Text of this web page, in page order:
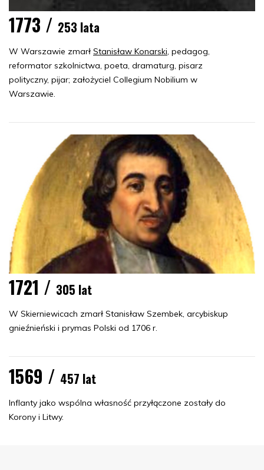
1773 / 253 lata
W Warszawie zmarł Stanisław Konarski, pedagog,
reformator szkolnictwa, poeta, dramaturg, pisarz
polityczny, pijar; założyciel Collegium Nobilium w
Warszawie.
1721 / 305 lat
W Skierniewicach zmarł Stanisław Szembek, arcybiskup
gnieźnieński i prymas Polski od 1706 r.
1569 / 457 lat
Inflanty jako wspólna własność przyłączone zostały do
Korony i Litwy.